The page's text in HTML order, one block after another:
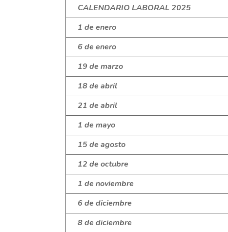
CALENDARIO LABORAL 2025
1 de enero
6 de enero
19 de marzo
18 de abril
21 de abril
1 de mayo
15 de agosto
12 de octubre
1 de noviembre
6 de diciembre
8 de diciembre